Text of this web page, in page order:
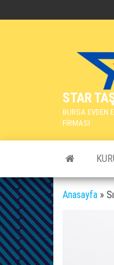
STAR
BURSA EVDEN
FİRMASI
Anasayfa »